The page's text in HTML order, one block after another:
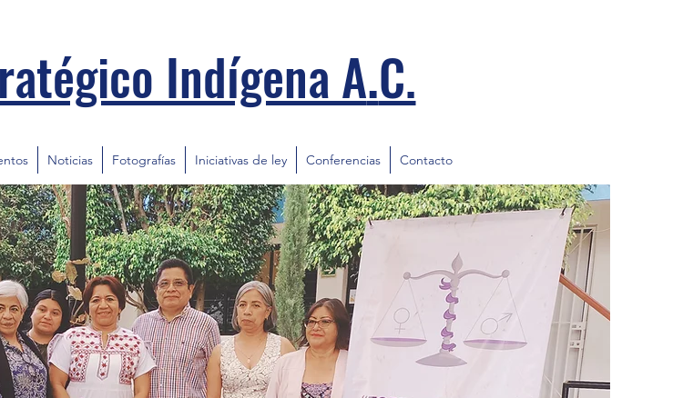
Indígena A.C.
Noticias Fotografías Iniciativas de ley Conferencias Contacto